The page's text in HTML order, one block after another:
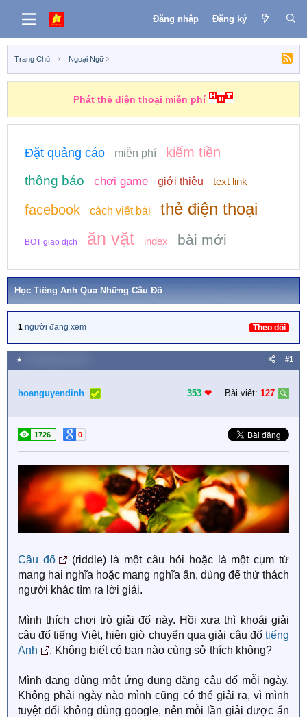
Đăng nhập Đăng ký
Trang Chủ Ngoại Ngữ
Phát thẻ điện thoại miễn phí
Đặt quảng cáo miễn phí kiếm tiền
thông báo chơi game giới thiệu text link
facebook cách viết bài thẻ điện thoại
BOT giao dịch ăn vặt index bài mới
Học Tiếng Anh Qua Những Câu Đố
1 người đang xem Theo dõi
★ #1
hoanguyendinh 353 ❤︎ Bài viết: 127
1726 0
Câu đố
(riddle) là một câu hỏi hoặc là một cụm từ
mang hai nghĩa hoặc mang nghĩa ẩn, dùng để thử thách
người khác tìm ra lời giải.
Mình thích chơi trò giải đố này. Hồi xưa thì khoái giải
câu đố tiếng Việt, hiện giờ chuyển qua giải câu đố tiếng
Anh
. Không biết có bạn nào cùng sở thích không?
Mình đang dùng một ứng dụng đăng câu đố mỗi ngày.
Không phải ngày nào mình cũng có thể giải ra, vì mình
tuyệt đối không dùng google, nên mỗi lần giải được ẩn